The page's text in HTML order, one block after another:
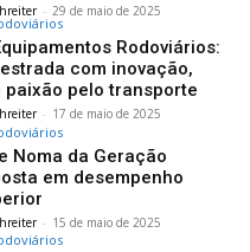
- 29 de maio de 2025
Rodoviários:
com inovação,
paixão pelo transporte
- 17 de maio de 2025
Noma da Geração
em desempenho
- 15 de maio de 2025